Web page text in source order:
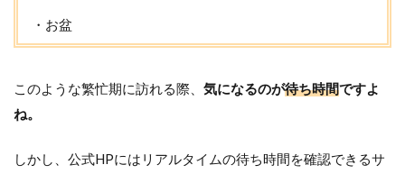
・お盆
このような繁忙期に訪れる際、 気になるのが待ち時間ですよ
ね。
しかし、公式HPにはリアルタイムの待ち時間を確認できるサ